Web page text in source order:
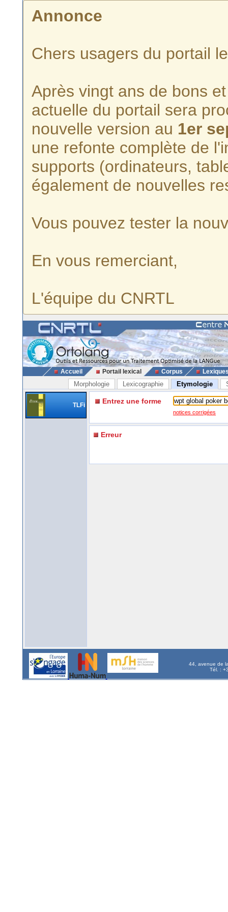
Annonce
Chers usagers du portail
Après vingt ans de bons
actuelle du portail sera
nouvelle version au 1er
une refonte complète de
supports (ordinateurs,
également de nouvelles
Vous pouvez tester la
En vous remerciant,
L'équipe du CNRTL
Accueil Portail lexical Corpus
Morphologie Lexicographie Etymologie
TLFi Entrez une forme
notices corrigées
Erreur
44, avenue de
Tél. :